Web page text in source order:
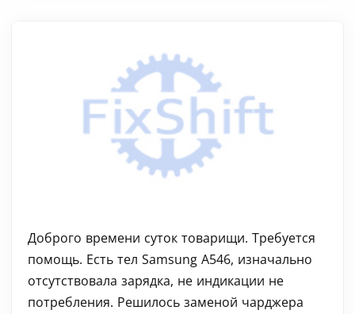
Доброго времени суток товарищи. Требуется
помощь. Есть тел Samsung A546, изначально
отсутствовала зарядка, не индикации не
потребления. Решилось заменой чарджера